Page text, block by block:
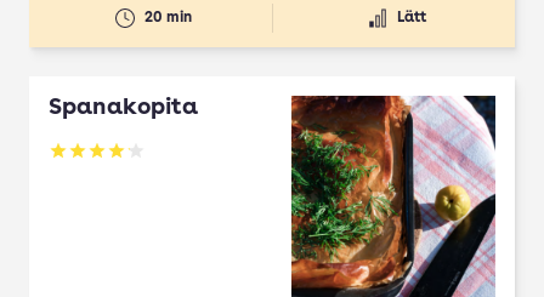
20 min Lätt
Spanakopita
Betyg: 4.1 av 5